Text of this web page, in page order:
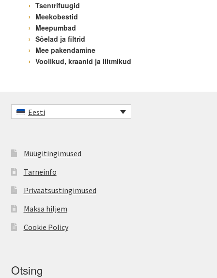
Tsentrifuugid
Meekobestid
Meepumbad
Sõelad ja filtrid
Mee pakendamine
Voolikud, kraanid ja liitmikud
Eesti
Müügitingimused
Tarneinfo
Privaatsustingimused
Maksa hiljem
Cookie Policy
Otsing